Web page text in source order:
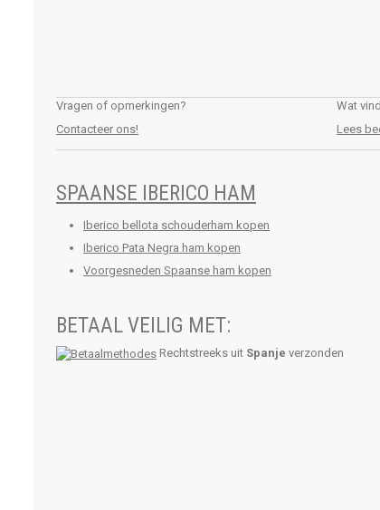
Vragen of opmerkingen?
Contacteer ons!
Wat
Lees
SPAANSE IBERICO HAM
Iberico bellota schouderham kopen
Iberico Pata Negra ham kopen
Voorgesneden Spaanse ham kopen
BETAAL VEILIG MET:
Rechtstreeks uit Spanje verzonden